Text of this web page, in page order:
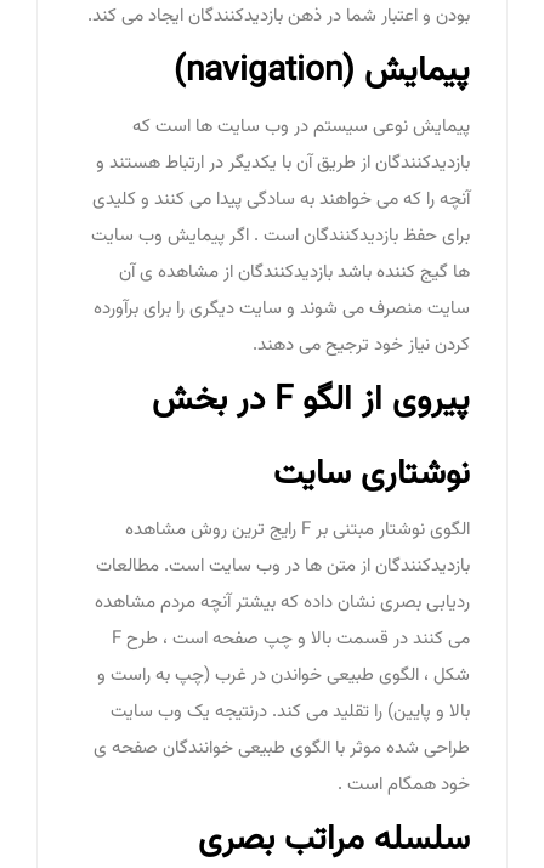
بودن و اعتبار شما در ذهن بازدیدکنندگان ایجاد می کند.
پیمایش (navigation)
پیمایش نوعی سیستم در وب سایت ها است که
بازدیدکنندگان از طریق آن با یکدیگر در ارتباط هستند و
آنچه را که می خواهند به سادگی پیدا می کنند و کلیدی
برای حفظ بازدیدکنندگان است . اگر پیمایش وب سایت
ها گیج کننده باشد بازدیدکنندگان از مشاهده ی آن
سایت منصرف می شوند و سایت دیگری را برای برآورده
کردن نیاز خود ترجیح می دهند.
پیروی از الگو F در بخش
نوشتاری سایت
الگوی نوشتار مبتنی بر F رایج ترین روش مشاهده
بازدیدکنندگان از متن ها در وب سایت است. مطالعات
ردیابی بصری نشان داده که بیشتر آنچه مردم مشاهده
می کنند در قسمت بالا و چپ صفحه است ، طرح F
شکل ، الگوی طبیعی خواندن در غرب (چپ به راست و
بالا و پایین) را تقلید می کند. درنتیجه یک وب سایت
طراحی شده موثر با الگوی طبیعی خوانندگان صفحه ی
خود همگام است .
سلسله مراتب بصری